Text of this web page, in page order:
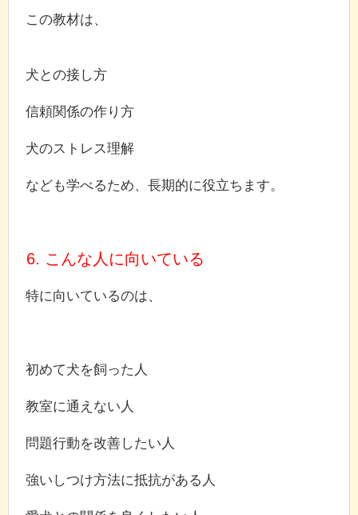
この教材は、
犬との接し方
信頼関係の作り方
犬のストレス理解
なども学べるため、長期的に役立ちます。
6. こんな人に向いている
特に向いているのは、
初めて犬を飼った人
教室に通えない人
問題行動を改善したい人
強いしつけ方法に抵抗がある人